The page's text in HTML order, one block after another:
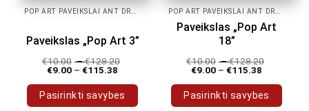
Paveikslas „Pop Art 3”
€10.00 –€128.20
€9.00 – €115.38
Pasirinkti savybes
Paveikslas „Pop Art
18”
€10.00 –€128.20
€9.00 – €115.38
Pasirinkti savybes